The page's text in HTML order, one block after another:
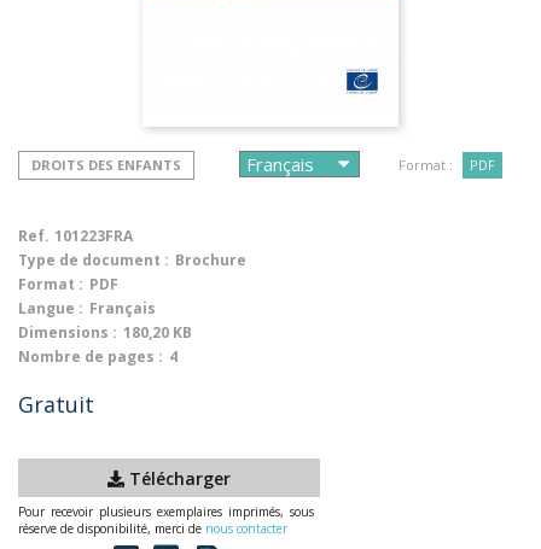
DROITS DES ENFANTS Format : PDF
Ref. 101223FRA
Type de document : Brochure
Format : PDF
Langue : Français
Dimensions : 180,20 KB
Nombre de pages : 4
Gratuit
Télécharger
Pour recevoir plusieurs exemplaires imprimés, sous
réserve de disponibilité, merci de nous contacter